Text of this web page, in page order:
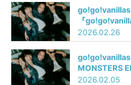
『
STEADY
ドとしてマカ
決定！初ツー
2026.02.26
go!go!vanillas
MONSTERS
ース決定！
2026.02.05